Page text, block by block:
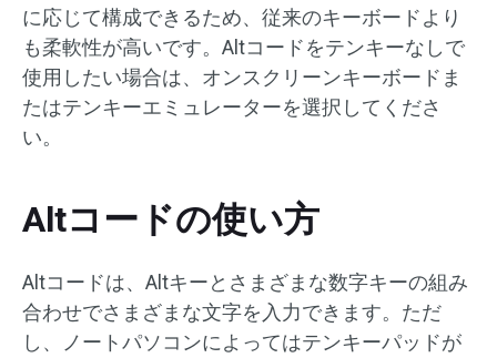
に応じて構成できるため、従来のキーボードより
も柔軟性が高いです。Altコードをテンキーなしで
使用したい場合は、オンスクリーンキーボードま
たはテンキーエミュレーターを選択してくださ
い。
Altコードの使い方
Altコードは、Altキーとさまざまな数字キーの組み
合わせでさまざまな文字を入力できます。ただ
し、ノートパソコンによってはテンキーパッドが